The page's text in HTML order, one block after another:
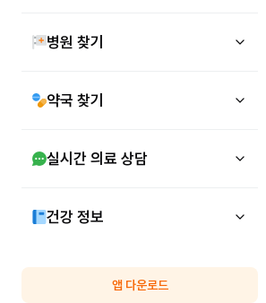
병원 찾기
약국 찾기
실시간 의료 상담
건강 정보
앱 다운로드